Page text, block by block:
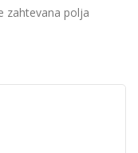
razmerje med
19,5:9 (~385 ppi
zahtevana polja